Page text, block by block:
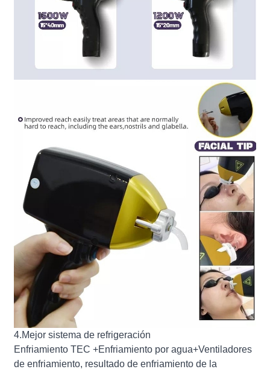
4.Mejor sistema de refrigeración
Enfriamiento TEC +Enfriamiento por agua+Ventiladores
de enfriamiento, resultado de enfriamiento de la